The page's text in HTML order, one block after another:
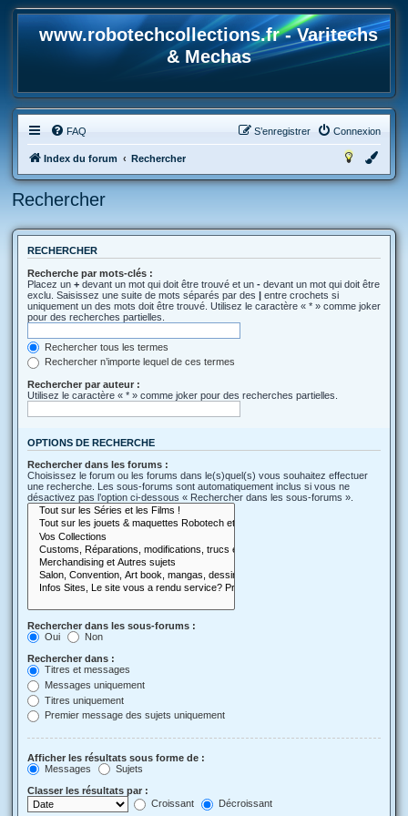
www.robotechcollections.fr - Varitechs
& Mechas
FAQ Connexion
S’enregistrer
Index du forum Rechercher
Rechercher
RECHERCHER
Recherche par mots-clés :
Placez un + devant un mot qui doit être trouvé et un - devant un mot qui doit être
exclu. Saisissez une suite de mots séparés par des | entre crochets si
uniquement un des mots doit être trouvé. Utilisez le caractère « * » comme joker
pour des recherches partielles.
Rechercher tous les termes
Rechercher n’importe lequel de ces termes
Rechercher par auteur :
Utilisez le caractère « * » comme joker pour des recherches partielles.
OPTIONS DE RECHERCHE
Rechercher dans les forums :
Choisissez le forum ou les forums dans le(s)quel(s) vous souhaitez effectuer
une recherche. Les sous-forums sont automatiquement inclus si vous ne
désactivez pas l’option ci-dessous « Rechercher dans les sous-forums ».
Rechercher dans les sous-forums :
Oui
Non
Rechercher dans :
Titres et messages
Messages uniquement
Titres uniquement
Premier message des sujets uniquement
Afficher les résultats sous forme de :
Messages
Sujets
Classer les résultats par :
Croissant
Décroissant